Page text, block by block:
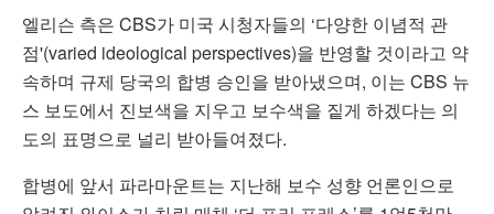
엘리슨 측은 CBS가 미국 시청자들의 ‘다양한 이념적 관
점'(varied ideological perspectives)을 반영할 것이라고 약
속하며 규제 당국의 합병 승인을 받아냈으며, 이는 CBS 뉴
스 보도에서 진보색을 지우고 보수색을 짙게 하겠다는 의
도의 표명으로 널리 받아들여졌다.
합병에 앞서 파라마운트는 지난해 보수 성향 언론인으로